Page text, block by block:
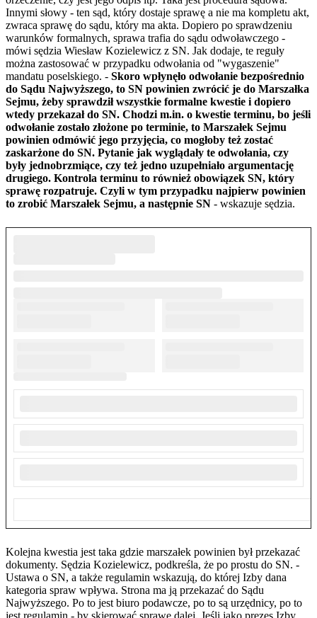
Innymi słowy - ten sąd, który dostaje sprawę a nie ma kompletu akt,
zwraca sprawę do sądu, który ma akta. Dopiero po sprawdzeniu
warunków formalnych, sprawa trafia do sądu odwoławczego -
mówi sędzia Wiesław Kozielewicz z SN. Jak dodaje, te reguły
można zastosować w przypadku odwołania od "wygaszenie"
mandatu poselskiego. - Skoro wpłynęło odwołanie bezpośrednio
do Sądu Najwyższego, to SN powinien zwrócić je do Marszałka
Sejmu, żeby sprawdził wszystkie formalne kwestie i dopiero
wtedy przekazał do SN. Chodzi m.in. o kwestie terminu, bo jeśli
odwołanie zostało złożone po terminie, to Marszałek Sejmu
powinien odmówić jego przyjęcia, co mogłoby też zostać
zaskarżone do SN. Pytanie jak wyglądały te odwołania, czy
były jednobrzmiące, czy też jedno uzupełniało argumentację
drugiego. Kontrola terminu to również obowiązek SN, który
sprawę rozpatruje. Czyli w tym przypadku najpierw powinien
to zrobić Marszałek Sejmu, a następnie SN - wskazuje sędzia.
Kolejna kwestia jest taka gdzie marszałek powinien był przekazać
dokumenty. Sędzia Kozielewicz, podkreśla, że po prostu do SN. -
Ustawa o SN, a także regulamin wskazują, do której Izby dana
kategoria spraw wpływa. Strona ma ją przekazać do Sądu
Najwyższego. Po to jest biuro podawcze, po to są urzędnicy, po to
jest regulamin - by skierować sprawę dalej. Jeśli jako prezes Izby